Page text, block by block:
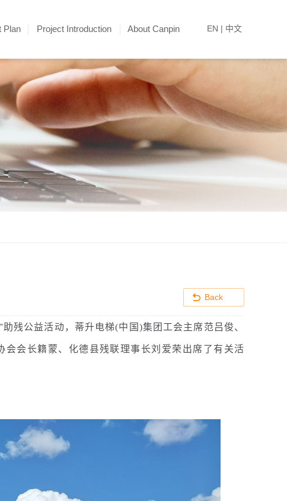
Plan Project Introduction About Canpin EN | 中文
Back
公益活动，蒂升电梯(中国)集团工会主席范吕俊、
会长籍蒙、化德县残联理事长刘爱荣出席了有关活